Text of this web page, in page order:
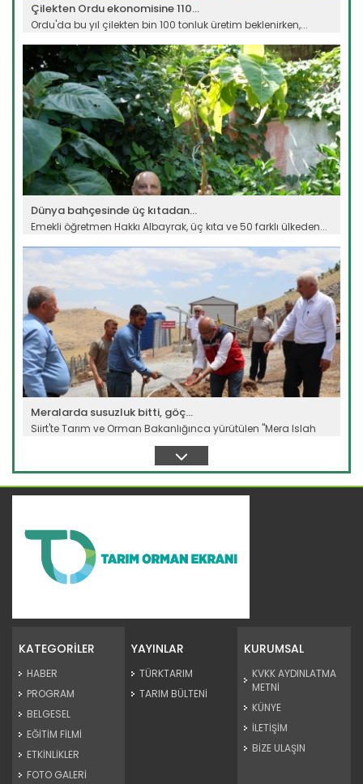
Çilekten Ordu ekonomisine 110...
Ordu'da bu yıl çilekten bin 100 tonluk üretim beklenirken,...
Devamını Oku ->
Dünya bahçesinde üç kıtadan...
Emekli öğretmen Hakkı Albayrak, üç kıta ve 50 farklı ülkeden...
Devamını Oku ->
Meralarda susuzluk bitti, göç...
Siirt'te Tarım ve Orman Bakanlığınca yürütülen "Mera Islah
Uluslararası...
KATEGORİLER
HABER
PROGRAM
BELGESEL
EĞİTİM FİLMİ
ETKİNLİKLER
FOTO GALERİ
YAYINLAR
TÜRKTARIM
TARIM BÜLTENİ
KURUMSAL
KVKK AYDINLATMA
METNİ
KÜNYE
İLETİŞİM
BİZE ULAŞIN